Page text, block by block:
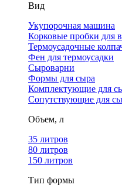
Вид
Укупорочная машина
Корковые пробки для
Термоусадочные
Фен для термоусадки
Сыроварни
Формы для сыра
Комплектующие для
Сопутствующие для
Объем, л
35 литров
80 литров
150 литров
Тип формы